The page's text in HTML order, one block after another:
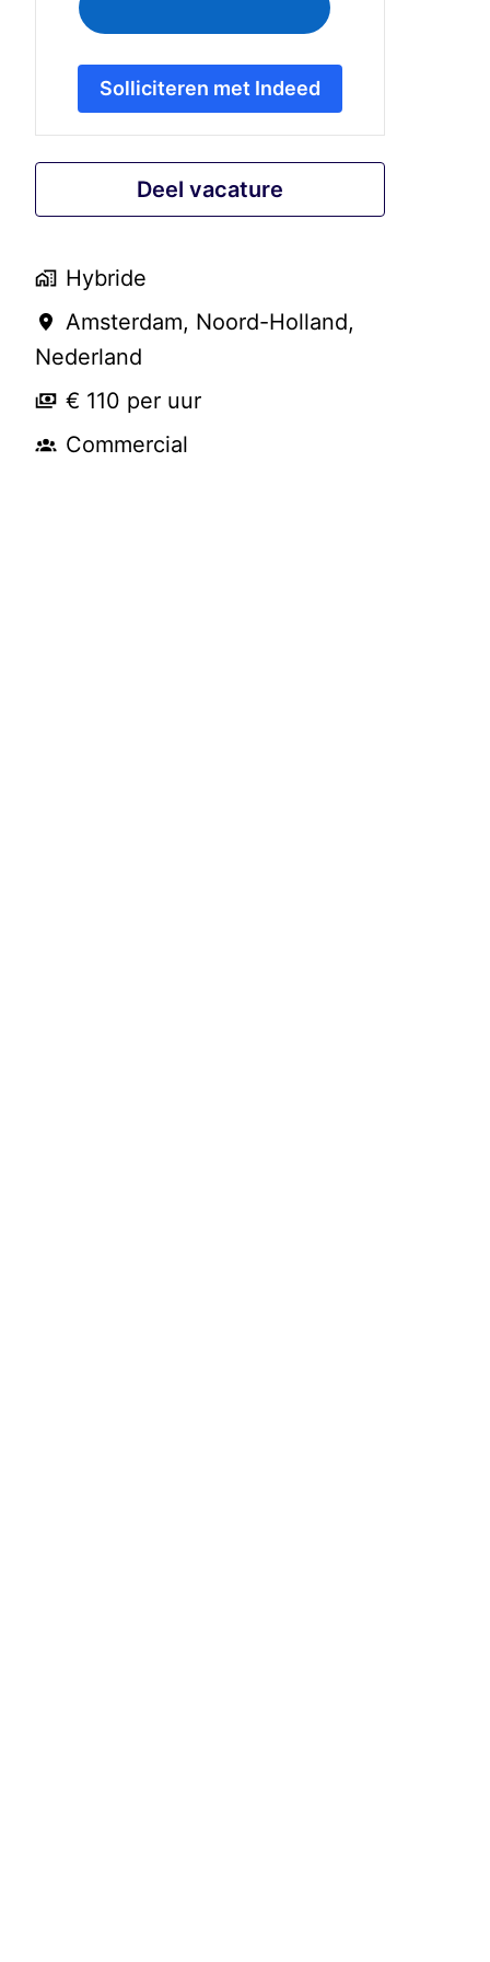
Solliciteren met Indeed
Deel vacature
Hybride
Amsterdam, Noord-Holland,
Nederland
€ 110 per uur
Commercial